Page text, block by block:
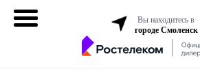
Вы находитесь в
городе Смоленск